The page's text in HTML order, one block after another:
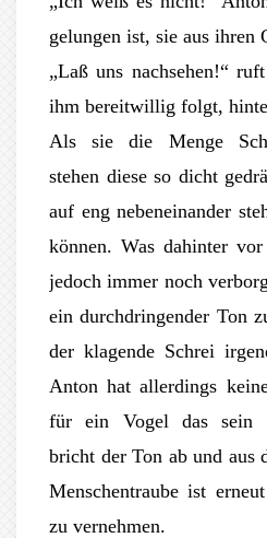
gelungen ist, sie aus ihren
„Laß uns nachsehen!“
ihm bereitwillig folgt,
Als sie die Menge
stehen diese so dicht
auf eng nebeneinander
können. Was dahinter
jedoch immer noch
ein durchdringender Ton
der klagende Schrei
Anton hat allerdings
für ein Vogel das sein
bricht der Ton ab und aus
Menschentraube ist
zu vernehmen.